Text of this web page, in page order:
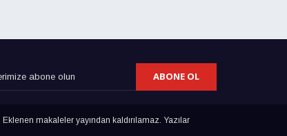
ABONE OL
makaleler yayından kaldırılamaz. Yazılar